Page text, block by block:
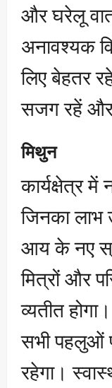
और घरेलू
अनावश्यक
लिए बेहतर
सजग रहें
मिथुन
कार्यक्षेत्र
जिनका लाभ
आय के नए
मित्रों और
व्यतीत
सभी पहलुओं
रहेगा।